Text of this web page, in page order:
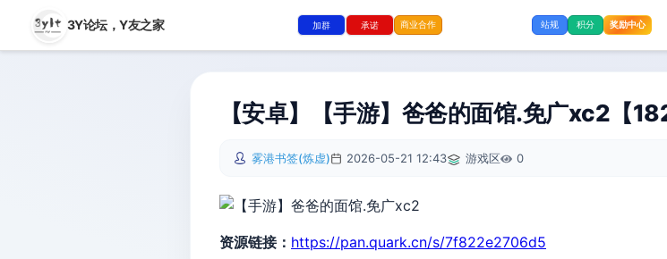
3Y论坛，Y友之家 加群 承诺 商业合作 站规 积分 奖励中心
【安卓】【手游】爸爸的面馆.免广xc2【
雾港书签(炼虚) 2026-05-21 12:43 游戏区 0
资源链接： https://pan.quark.cn/s/7f822e2706d5